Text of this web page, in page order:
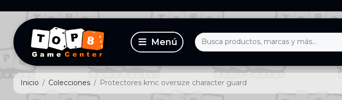
Inicio Colecciones Protectores kmc oversize character guard